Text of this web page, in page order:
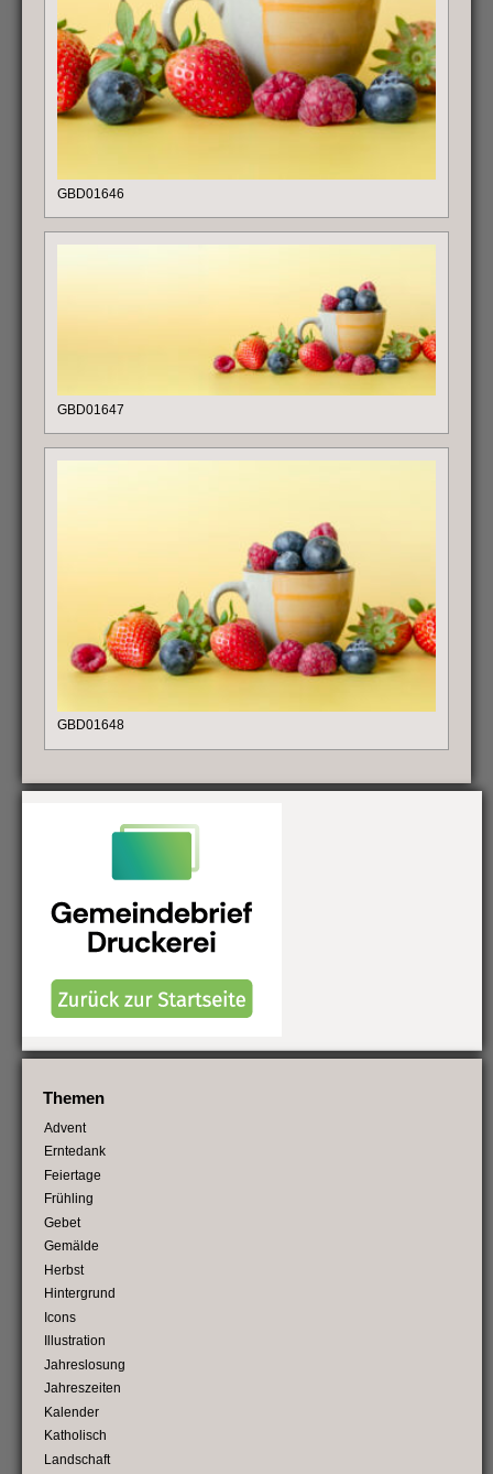
GBD01646
GBD01647
GBD01648
Themen
Advent
Erntedank
Feiertage
Frühling
Gebet
Gemälde
Herbst
Hintergrund
Icons
Illustration
Jahreslosung
Jahreszeiten
Kalender
Katholisch
Landschaft